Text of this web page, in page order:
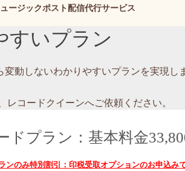
ージックポスト配信代行サービス
すいプラン
動しないわかりやすいプランを実現し
レコードクイーンへご依頼ください。
ドプラン：基本料金
ンのみ特別割引：印税受取オプションのお申込み